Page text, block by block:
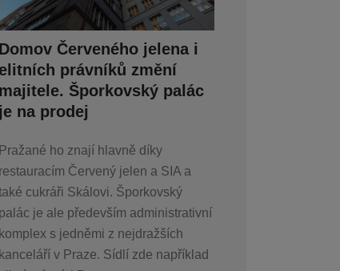
Domov Červeného jelena i
elitních právníků změní
majitele. Šporkovský palác
je na prodej
Pražané ho znají hlavně díky
restauracím Červený jelen a SIA a
cukráři Skálovi. Šporkovský
palác je ale především administrativní
komplex s jedněmi z nejdražších
kanceláří v Praze. Sídlí zde například